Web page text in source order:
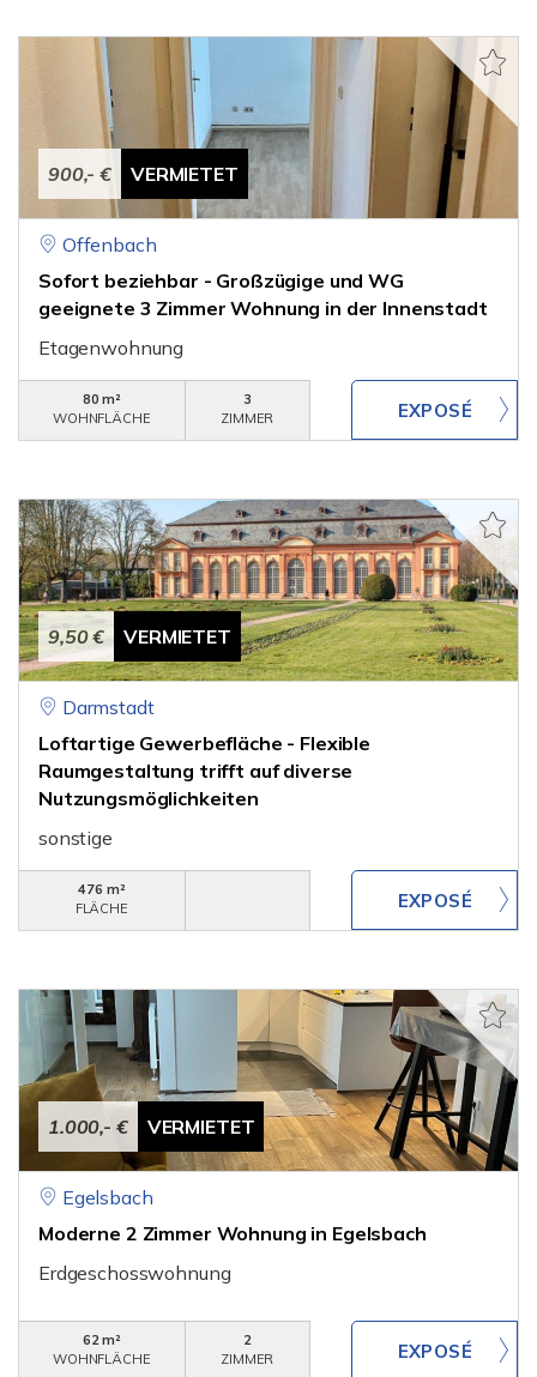
900,- € VERMIETET
Offenbach
Sofort beziehbar - Großzügige und WG
geeignete 3 Zimmer Wohnung in der Innenstadt
Etagenwohnung
80 m²
WOHNFLÄCHE
3
ZIMMER
9,50 € VERMIETET
Darmstadt
Loftartige Gewerbefläche - Flexible
Raumgestaltung trifft auf di­verse
Nutzungsmöglichkeiten
sonstige
476 m²
FLÄCHE
1.000,- € VERMIETET
Egelsbach
Moderne 2 Zimmer Wohnung in Egelsbach
Erdgeschosswohnung
62 m²
WOHNFLÄCHE
2
ZIMMER